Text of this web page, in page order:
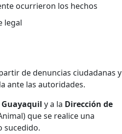
ocurrieron los hechos
legal
de denuncias ciudadanas y
ante las autoridades.
y a la Dirección de
que se realice una
sucedido.